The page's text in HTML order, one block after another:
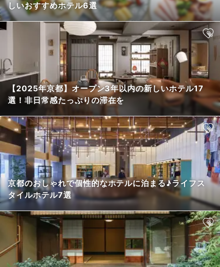
しいおすすめホテル6選
【2025年京都】オープン3年以内の新しいホテル17
選！非日常感たっぷりの滞在を
京都のおしゃれで個性的なホテルに泊まる♪ライフス
タイルホテル7選